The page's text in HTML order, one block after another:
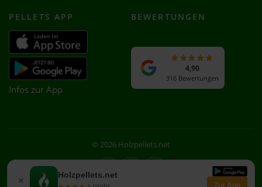
× Holzpellets.net
Zur App
PELLETS APP
Infos zur App
BEWERTUNGEN
4,90
316 Bewertungen
© 2026 Holzpellets.net
Facebook